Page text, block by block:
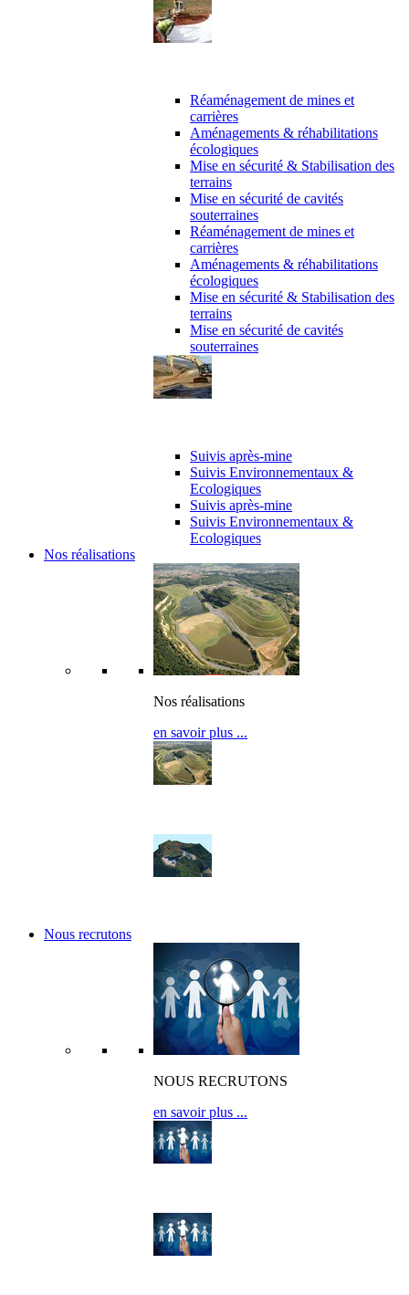
Réaménagement de mines et
carrières
Aménagements & réhabilitations
écologiques
Mise en sécurité & Stabilisation des
terrains
Mise en sécurité de cavités
souterraines
Réaménagement de mines et
carrières
Aménagements & réhabilitations
écologiques
Mise en sécurité & Stabilisation des
terrains
Mise en sécurité de cavités
souterraines
Suivis après-mine
Suivis Environnementaux &
Ecologiques
Suivis après-mine
Suivis Environnementaux &
Ecologiques
Nos réalisations
Nos réalisations
en savoir plus ...
Nous recrutons
NOUS RECRUTONS
en savoir plus ...